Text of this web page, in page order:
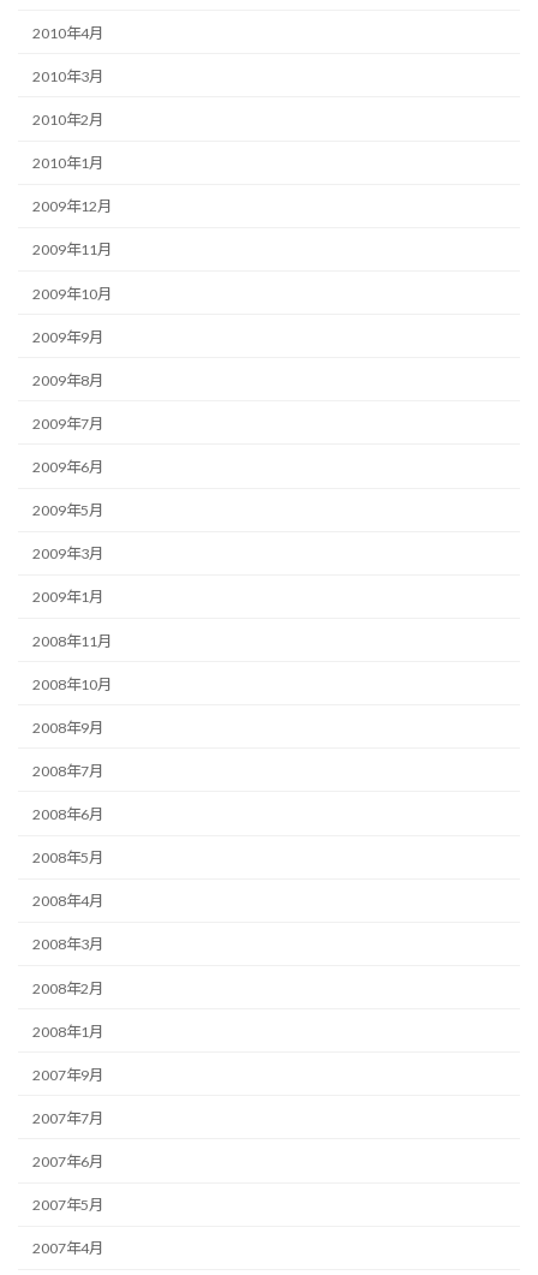
2010年4月
2010年3月
2010年2月
2010年1月
2009年12月
2009年11月
2009年10月
2009年9月
2009年8月
2009年7月
2009年6月
2009年5月
2009年3月
2009年1月
2008年11月
2008年10月
2008年9月
2008年7月
2008年6月
2008年5月
2008年4月
2008年3月
2008年2月
2008年1月
2007年9月
2007年7月
2007年6月
2007年5月
2007年4月